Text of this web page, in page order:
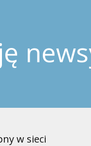
w sieci